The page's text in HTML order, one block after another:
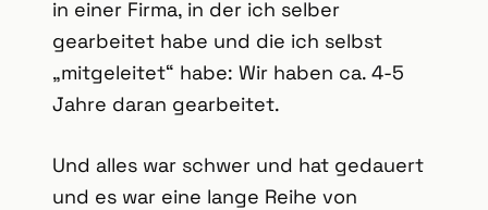
in einer Firma, in der ich selber
gearbeitet habe und die ich selbst
„mitgeleitet“ habe: Wir haben ca. 4-5
Jahre daran gearbeitet.
Und alles war schwer und hat gedauert
und es war eine lange Reihe von